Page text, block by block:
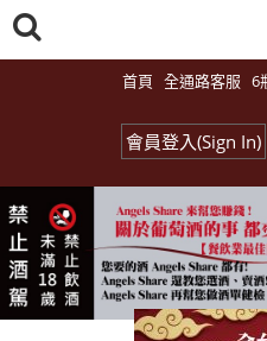
首頁 全通路客服 6
會員登入(Sign In)